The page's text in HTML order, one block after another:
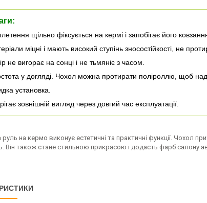
щільно фіксується на кермі і запобігає його
міцні і мають високий ступінь зносостійкості, не
не вигорає на сонці і не тьмяніє з часом.
у догляді. Чохол можна протирати поліроллю, щоб
установка.
зовнішній вигляд через довгий час експлуатації.
на кермо виконує естетичні та практичні функції. Чохол
Він також стане стильною прикрасою і додасть фарб салону